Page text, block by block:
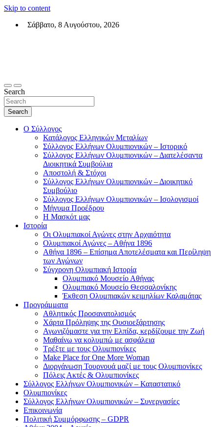
Skip to content
Σάββατο, 8 Αυγούστου, 2026
Search
Search
Ο Σύλλογος
Κατάλογος Ελληνικών Μεταλίων
Σύλλογος Ελλήνων Ολυμπιονικών – Ιστορικό
Σύλλογος Ελλήνων Ολυμπιονικών – Διατελέσαντα
Διοικητικά Συμβούλια
Αποστολή & Στόχοι
Σύλλογος Ελλήνων Ολυμπιονικών – Διοικητικό
Συμβούλιο
Σύλλογος Ελλήνων Ολυμπιονικών – Ισολογισμοί
Μήνυμα Προέδρου
Η Μασκότ μας
Ιστορία
Οι Ολυμπιακοί Αγώνες στην Αρχαιότητα
Ολυμπιακοί Αγώνες – Αθήνα 1896
Αθήνα 1896 – Επίσημα Αποτελέσματα και Περίληψη
των Αγώνων
Σύγχρονη Ολυμπιακή Ιστορία
Ολυμπιακό Μουσείο Αθήνας
Ολυμπιακό Μουσείο Θεσσαλονίκης
Έκθεση Ολυμπιακών κειμηλίων Καλαμάτας
Προγράμματα
Αθλητικός Προσανατολισμός
Χάρτα Πρόληψης της Ουσιοεξάρτησης
Αγωνιζόμαστε για την Ελπίδα, κερδίζουμε την Ζωή
Μαθαίνω να κολυμπώ με ασφάλεια
Τρέξτε με τους Ολυμπιονίκες
Make Place for One More Woman
Διοργάνωση Τουρνουά μαζί με τους Ολυμπιονίκες
Πόλεις Ακτές & Ολυμπιονίκες
Σύλλογος Ελλήνων Ολυμπιονικών – Καταστατικό
Ολυμπιονίκες
Σύλλογος Ελλήνων Ολυμπιονικών – Συνεργασίες
Επικοινωνία
Πολιτική Συμμόρφωσης – GDPR